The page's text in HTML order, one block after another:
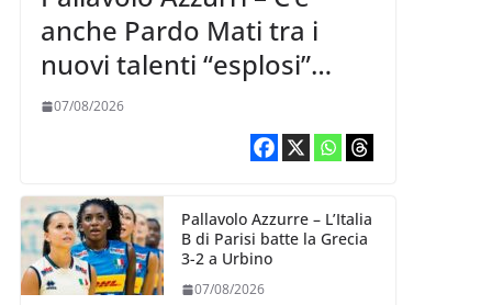
anche Pardo Mati tra i
nuovi talenti “esplosi”
nella VNL 2026 per
07/08/2026
Pallavolo Azzurre – L’Italia
B di Parisi batte la Grecia
3-2 a Urbino
07/08/2026